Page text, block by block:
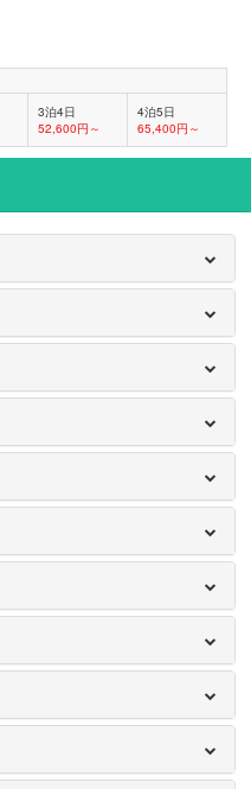
3泊4日
52,600円～
4泊5日
65,400円～